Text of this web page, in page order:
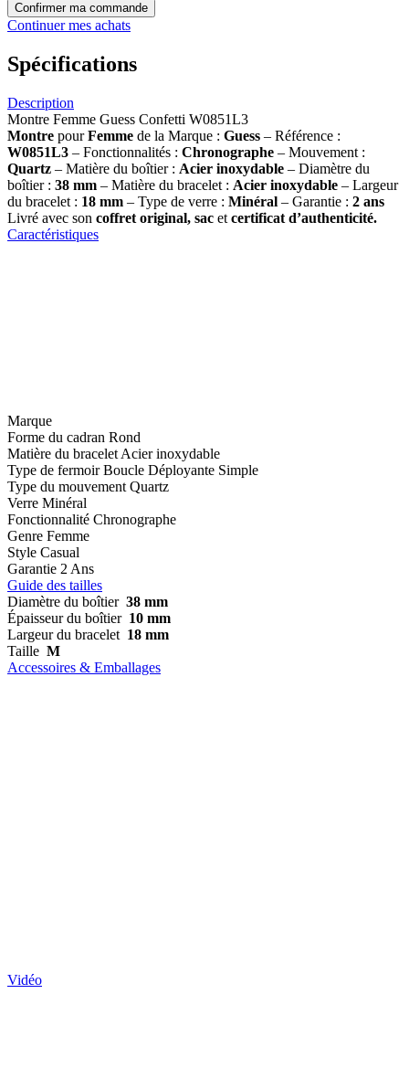
Confirmer ma commande
Continuer mes achats
Spécifications
Description
Montre Femme Guess Confetti W0851L3
Montre pourFemme de la Marque : Guess – Référence :
W0851L3 – Fonctionnalités : Chronographe – Mouvement :
Quartz – Matière du boîtier : Acier inoxydable – Diamètre du
boîtier : 38 mm – Matière du bracelet : Acier inoxydable – Largeur
du bracelet : 18 mm – Type de verre : Minéral – Garantie : 2 ans
Livré avec son coffret original, sac et certificat d’authenticité.
Caractéristiques
Marque
Forme du cadran Rond
Matière du bracelet Acier inoxydable
Type de fermoir Boucle Déployante Simple
Type du mouvement Quartz
Verre Minéral
Fonctionnalité Chronographe
Genre Femme
Style Casual
Garantie 2 Ans
Guide des tailles
Diamètre du boîtier 38 mm
Épaisseur du boîtier 10 mm
Largeur du bracelet 18 mm
Taille M
Accessoires & Emballages
Vidéo